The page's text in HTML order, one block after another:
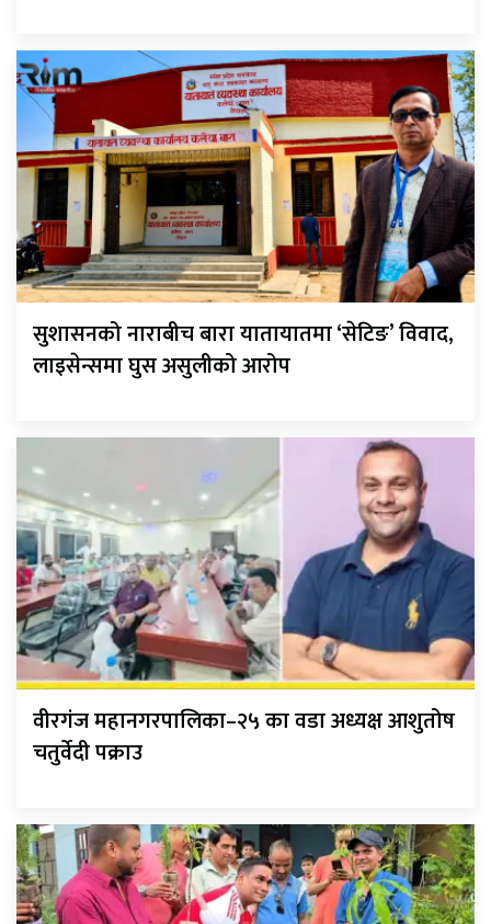
सुशासनको नाराबीच बारा यातायातमा ‘सेटिङ’ विवाद,
लाइसेन्समा घुस असुलीको आरोप
वीरगंज महानगरपालिका–२५ का वडा अध्यक्ष आशुतोष
चतुर्वेदी पक्राउ